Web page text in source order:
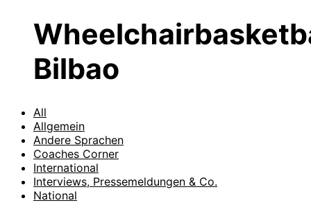
Bilbao
All
Allgemein
Andere Sprachen
Coaches Corner
International
Interviews, Pressemeldungen & Co.
National